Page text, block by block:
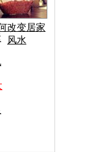
改变居家
风水